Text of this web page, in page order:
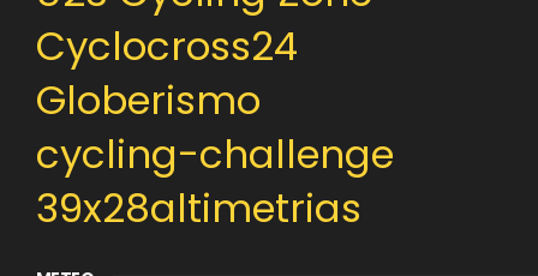
Cyclocross24
Globerismo
cycling-challenge
39x28altimetrias